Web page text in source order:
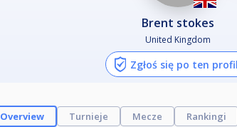
brent stokes
United Kingdom
Zgłoś się po ten profil
Overview Turnieje Mecze Rankingi